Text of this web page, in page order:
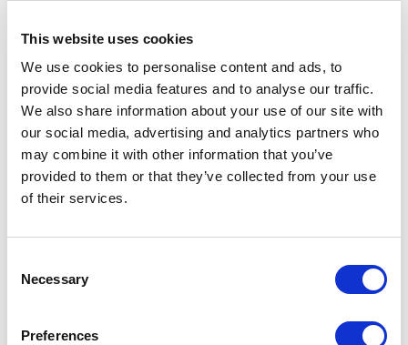
This website uses cookies
We use cookies to personalise content and ads, to
provide social media features and to analyse our traffic.
We also share information about your use of our site with
our social media, advertising and analytics partners who
may combine it with other information that you’ve
provided to them or that they’ve collected from your use
of their services.
Selection
Necessary
Preferences
adatot az Adatkezelő számára ad meg, mint név, e-mail
cím, lakcím/számlázási cím.
A www.muveszetekvolgye.hu honlapra történő belépés
során megadott személyes adatok nem nyilvánosak és
harmadik személy számára nem hozzáférhetőek. A
jelszó elvesztése, elfelejtése esetén az érintett
kérésére az Adatkezelő reprodukálja, illetve módosítja
Az oldalon történő bármely adatszolgáltatás önkéntes.
esetben csak a szükséges mértékben, és a hatályos